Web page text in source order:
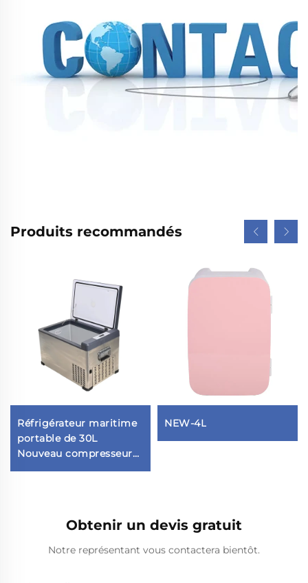
Produits recommandés
Réfrigérateur maritime
portable de 30L
Nouveau compresseur
Réfrigérateur électrique
NEW-4L
Obtenir un devis gratuit
Notre représentant vous contactera bientôt.